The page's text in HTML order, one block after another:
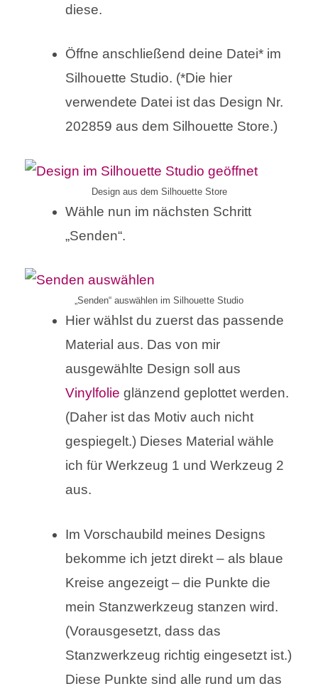
diese.
Öffne anschließend deine Datei* im
Silhouette Studio. (*Die hier
verwendete Datei ist das Design Nr.
202859 aus dem Silhouette Store.)
Design aus dem Silhouette Store
Wähle nun im nächsten Schritt
„Senden“.
„Senden“ auswählen im Silhouette Studio
Hier wählst du zuerst das passende
Material aus. Das von mir
ausgewählte Design soll aus
Vinylfolie glänzend geplottet werden.
(Daher ist das Motiv auch nicht
gespiegelt.) Dieses Material wähle
ich für Werkzeug 1 und Werkzeug 2
aus.
Im Vorschaubild meines Designs
bekomme ich jetzt direkt – als blaue
Kreise angezeigt – die Punkte die
mein Stanzwerkzeug stanzen wird.
(Vorausgesetzt, dass das
Stanzwerkzeug richtig eingesetzt ist.)
Diese Punkte sind alle rund um das